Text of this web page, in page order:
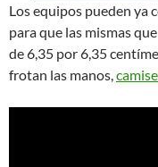
Los equipos pueden ya
para que las mismas
de 6,35 por 6,35
frotan las manos,